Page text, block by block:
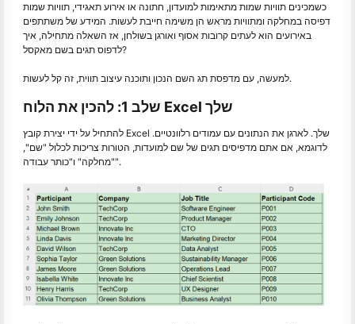
כשמכינים תוויות שמות מתאימות למועדון, חתונה או אירוע תאגידי, תוויות שמות
דפיסה במחלקה ומתוויות מראש הן משימה חייבת לעשות. המידע של משתתפים
באירועים הוא לעתים קרובות אסוף ואורגן בשולחן, אז השאלה מתחילה, איך
לדפוס תגים בשם מאקסל?
למעשה, עם מדפסת תג השם הנכון ותוכנה עיצוב תווית, זה קל לעשות.
שלב 1: להכין את הלוח Excel שלך
להתחיל על ידי יצירת קובץ Excel שלך. לארגן את הנתונים עם עמודים רלוונטיים.
לדוגמא, אם אתם מדפיסים תגים של שם למועדות, הטורות צריכות לכלול "שם",
"מחלקה" ו"כותר עבודה".